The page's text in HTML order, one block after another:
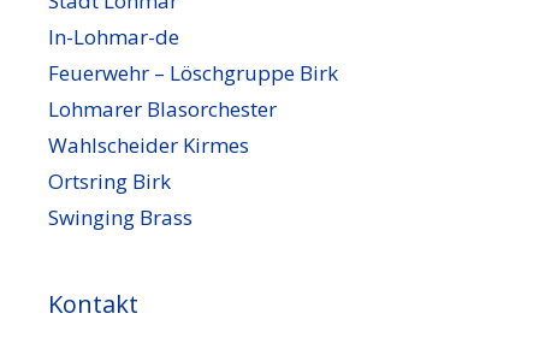
In-Lohmar-de
Feuerwehr – Löschgruppe Birk
Lohmarer Blasorchester
Wahlscheider Kirmes
Ortsring Birk
Swinging Brass
Kontakt